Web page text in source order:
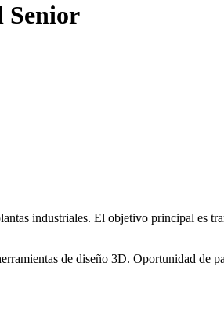
Senior
industriales. El objetivo principal es
de diseño 3D. Oportunidad de